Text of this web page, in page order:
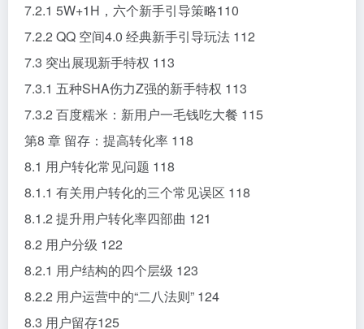
7.2.1 5W+1H，六个新手引导策略110
7.2.2 QQ 空间4.0 经典新手引导玩法 112
7.3 突出展现新手特权 113
7.3.1 五种SHA伤力Z强的新手特权 113
7.3.2 百度糯米：新用户一毛钱吃大餐 115
第8 章 留存：提高转化率 118
8.1 用户转化常见问题 118
8.1.1 有关用户转化的三个常见误区 118
8.1.2 提升用户转化率四部曲 121
8.2 用户分级 122
8.2.1 用户结构的四个层级 123
8.2.2 用户运营中的“二八法则” 124
8.3 用户留存125